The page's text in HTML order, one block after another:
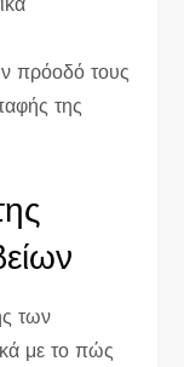
πρόοδό τους
της
των
με το πώς